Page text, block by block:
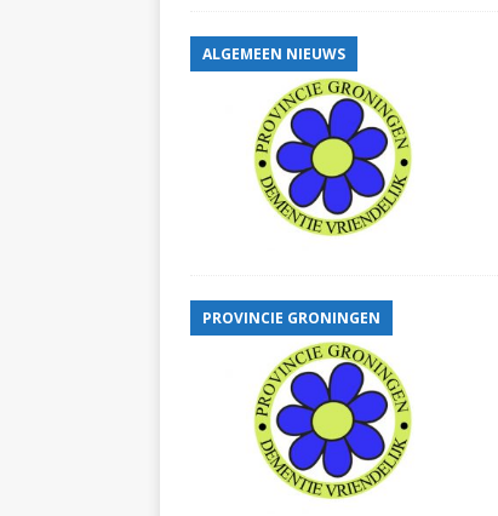
ALGEMEEN NIEUWS
PROVINCIE GRONINGEN